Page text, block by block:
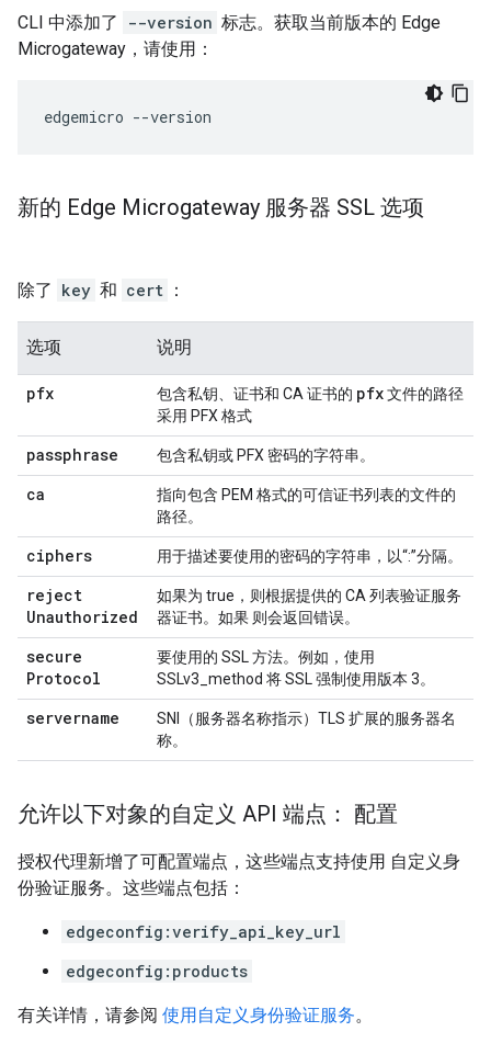
CLI 中添加了 --version 标志。获取当前版本的 Edge
Microgateway，请使用：
edgemicro --version
新的 Edge Microgateway 服务器 SSL 选项
除了 key 和 cert ：
选项 说明
pfx 包含私钥、证书和 CA 证书的 pfx文件的路径
采用 PFX 格式
passphrase 包含私钥或 PFX 密码的字符串。
ca
指向包含 PEM 格式的可信证书列表的文件的
路径。
ciphers 用于描述要使用的密码的字符串，以“:”分隔。
reject
Unauthorized
如果为 true，则根据提供的 CA 列表验证服务
器证书。如果 则会返回错误。
secure
Protocol
要使用的 SSL 方法。例如，使用
SSLv3_method 将 SSL 强制使用版本 3。
servername
SNI（服务器名称指示）TLS 扩展的服务器名
称。
允许以下对象的自定义 API 端点： 配置
授权代理新增了可配置端点，这些端点支持使用 自定义身
份验证服务。这些端点包括：
edgeconfig:verify_api_key_url
edgeconfig:products
有关详情，请参阅 使用自定义身份验证服务。